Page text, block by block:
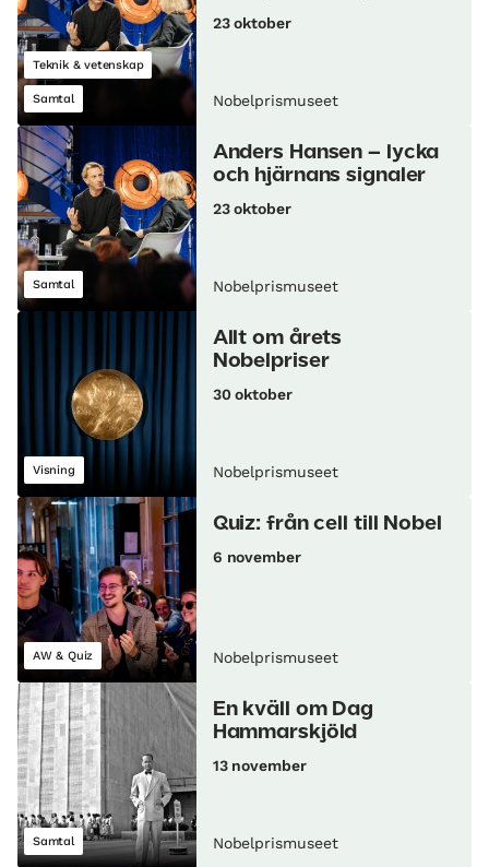
Teknik & vetenskap
Samtal
23 oktober
Nobelprismuseet
Samtal
Anders Hansen – lycka
och hjärnans signaler
23 oktober
Nobelprismuseet
Visning
Allt om årets
Nobelpriser
30 oktober
Nobelprismuseet
AW & Quiz
Quiz: från cell till Nobel
6 november
Nobelprismuseet
Samtal
En kväll om Dag
Hammarskjöld
13 november
Nobelprismuseet